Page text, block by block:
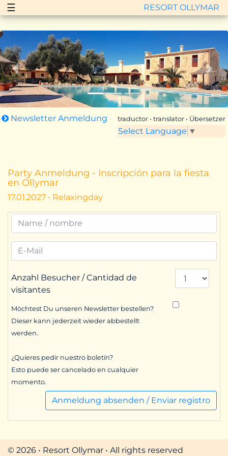
☰ RESORT OLLYMAR
Zurück Vor
Newsletter Anmeldung traductor • translator • Übersetzer
Select Language ▼
Party Anmeldung - Inscripción para la fiesta
en Ollymar
17.01.2027 • Relaxingday
Anzahl Besucher / Cantidad de
visitantes
Möchtest Du unseren Newsletter bestellen?
Dieser kann jederzeit wieder abbestellt
werden.
¿Quieres pedir nuestro boletín?
Esto puede ser cancelado en cualquier
momento.
Anmeldung absenden / Enviar registro
© 2026 • Resort Ollymar • All rights reserved